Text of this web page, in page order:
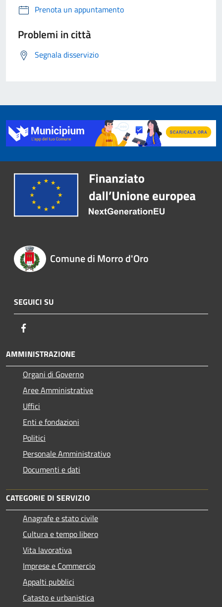
Prenota un appuntamento
Problemi in città
Segnala disservizio
Comune di Morro d'Oro
SEGUICI SU
AMMINISTRAZIONE
Organi di Governo
Aree Amministrative
Uffici
Enti e fondazioni
Politici
Personale Amministrativo
Documenti e dati
CATEGORIE DI SERVIZIO
Anagrafe e stato civile
Cultura e tempo libero
Vita lavorativa
Imprese e Commercio
Appalti pubblici
Catasto e urbanistica